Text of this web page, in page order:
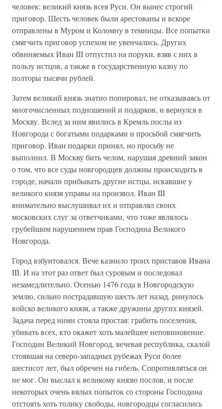
человек: великий князь всея Руси. Он вынес строгий
приговор. Шесть человек были арестованы и вскоре
отправлены в Муром и Коломну в темницы. Все попытки
смягчить приговор успехом не увенчались. Других
обвиняемых Иван III отпустил на поруки, взяв с них в
пользу истцов, а также в государственную казну по
полторы тысячи рублей.
Затем великий князь знатно попировал, не отказываясь от
многочисленных подношений и подарков, и вернулся в
Москву. Вслед за ним явились в Кремль послы из
Новгорода с богатыми подарками и просьбой смягчить
приговор. Иван подарки принял, но просьбу не
выполнил. В Москву бить челом, нарушая древний закон
о том, что все суды новгородцев должны происходить в
городе, начали прибывать другие истцы, искавшие у
великого князя управы на произвол. Иван III
внимательно выслушивал их и отправлял своих
московских слуг за ответчиками, что тоже являлось
грубейшим нарушением прав Господина Великого
Новгорода.
Город взбунтовался. Вече казнило троих приставов Ивана
III. И на этот раз ответ был суровым и последовал
незамедлительно. Осенью 1476 года в Новгородскую
землю, сильно пострадавшую шесть лет назад, ринулось
войско великого князя, а также дружины других князей.
Задача перед ними стояла простая: грабить поселения,
убивать всех, кто окажет хоть малейшее неповиновение.
Господин Великий Новгород, вечевая республика, скалой
стоявшая на северо-западных рубежах Руси более
шестисот лет, был обречен на гибель. Сопротивляться он
не мог. Он выслал к великому князю послов, и после
некоторых очень вялых попыток со стороны Господина
отстоять хоть толику свободы, новгородцы согласились